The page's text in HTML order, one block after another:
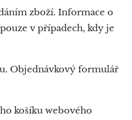
zboží. Informace o
v případech, kdy je
Objednávkový formulář
košíku webového